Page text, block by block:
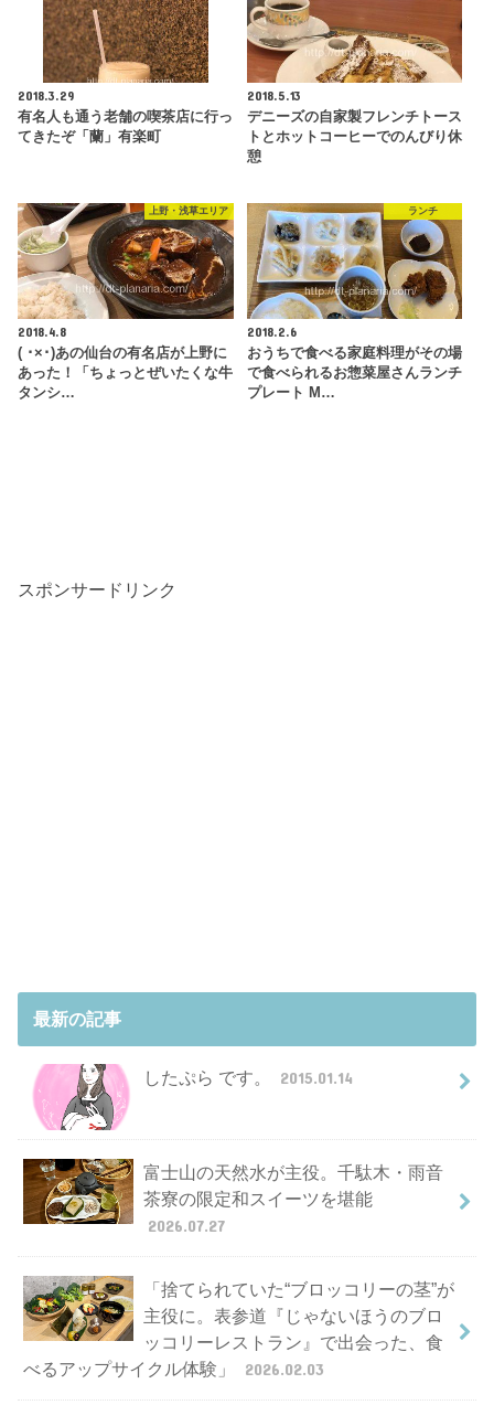
2018.3.29
有名人も通う老舗の喫茶店に行っ
てきたぞ「蘭」有楽町
2018.5.13
デニーズの自家製フレンチトース
トとホットコーヒーでのんびり休
憩
上野・浅草エリア
2018.4.8
( ･×･)あの仙台の有名店が上野に
あった！「ちょっとぜいたくな牛
タンシ…
ランチ
2018.2.6
おうちで食べる家庭料理がその場
で食べられるお惣菜屋さんランチ
プレート M…
スポンサードリンク
最新の記事
したぷら です。 2015.01.14
富士山の天然水が主役。千駄木・雨音
茶寮の限定和スイーツを堪能
2026.07.27
「捨てられていた“ブロッコリーの茎”が
主役に。表参道『じゃないほうのブロ
ッコリーレストラン』で出会った、食
べるアップサイクル体験」
2026.02.03